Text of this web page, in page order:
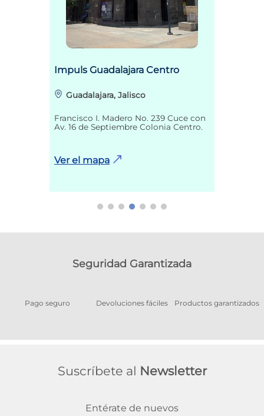
Impuls Guadalajara Centro
Guadalajara, Jalisco
Francisco I. Madero No. 239 Cuce con
Av. 16 de Septiembre Colonia Centro.
Ver el mapa
Seguridad Garantizada
Pago seguro Devoluciones fáciles Productos garantizados
Suscríbete al Newsletter
Entérate de nuevos